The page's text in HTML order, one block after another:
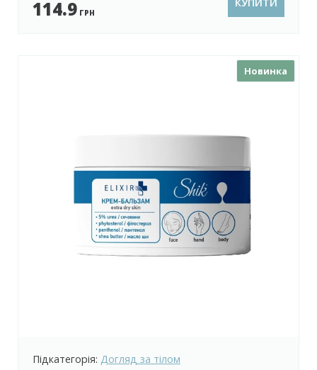
114.9 ГРН
Новинка
Підкатегорія: Догляд за тілом